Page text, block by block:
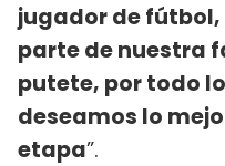
jugador de fútbol,
parte de nuestra
putete, por todo
deseamos lo
etapa”.